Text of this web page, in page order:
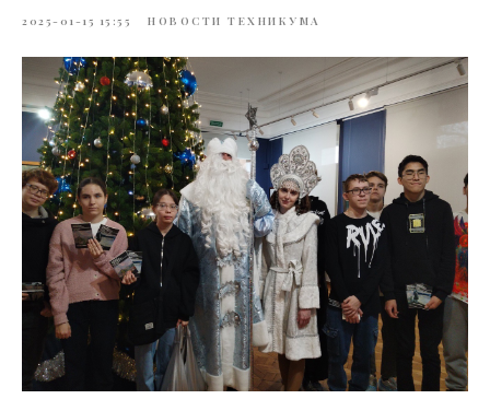
2025-01-15 15:55 НОВОСТИ ТЕХНИКУМА